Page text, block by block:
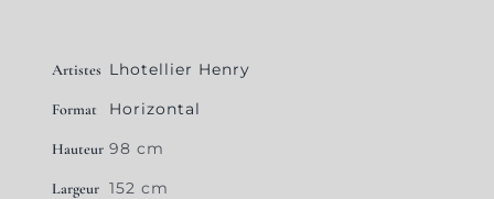
Artistes Lhotellier Henry
Format Horizontal
Hauteur 98 cm
Largeur 152 cm